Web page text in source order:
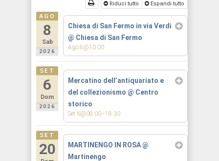
Riduci tutto Espandi tutto
AGO
8
Sab
2026
Chiesa di San Fermo in via Verdi
@ Chiesa di San Fermo
Ago 8@10:00
SET
6
Dom
2026
Mercatino dell’antiquariato e
del collezionismo @ Centro
storico
Set 6@08:00–18:30
SET
20 MARTINENGO IN ROSA@
Martinengo